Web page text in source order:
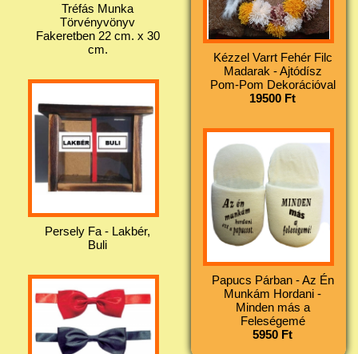
Tréfás Munka
Törvényvönyv
Fakeretben 22 cm. x 30
cm.
Persely Fa - Lakbér,
Buli
Kézzel Varrt Fehér Filc
Madarak - Ajtódísz
Pom-Pom Dekorációval
19500 Ft
Papucs Párban - Az Én
Munkám Hordani -
Minden más a
Feleségemé
5950 Ft